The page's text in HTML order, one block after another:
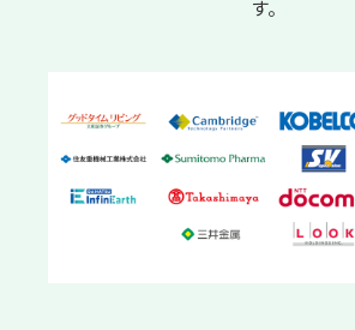
す。